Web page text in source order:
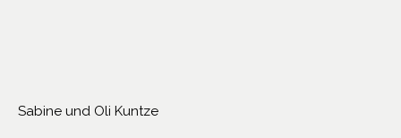
Sabine und Oli Kuntze